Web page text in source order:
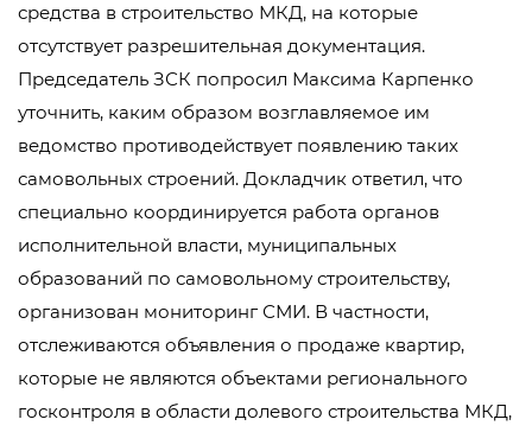
средства в строительство МКД, на которые
отсутствует разрешительная документация.
Председатель ЗСК попросил Максима Карпенко
уточнить, каким образом возглавляемое им
ведомство противодействует появлению таких
самовольных строений. Докладчик ответил, что
специально координируется работа органов
исполнительной власти, муниципальных
образований по самовольному строительству,
организован мониторинг СМИ. В частности,
отслеживаются объявления о продаже квартир,
которые не являются объектами регионального
госконтроля в области долевого строительства МКД,